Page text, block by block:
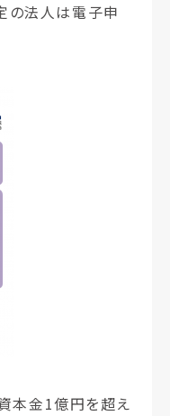
の法人は電子申
本金1億円を超え